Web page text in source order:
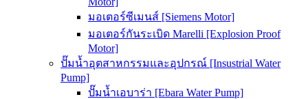
มอเตอร์ซีเมนส์ [Siemens Motor]
มอเตอร์กันระเบิด Marelli [Explosion Proof
Motor]
ปั๊มน้ำอุตสาหกรรมและอุปกรณ์ [Insustrial Water
Pump]
ปั๊มน้ำเอบาร่า [Ebara Water Pump]